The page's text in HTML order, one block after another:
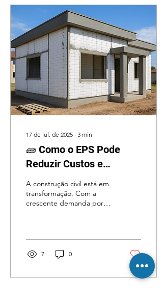
17 de jul. de 2025 ∙ 3 min
🧱 Como o EPS Pode
Reduzir Custos e
Impacto Ambiental na
Sua Construção
A construção civil está em
transformação. Com a
crescente demanda por
7 0